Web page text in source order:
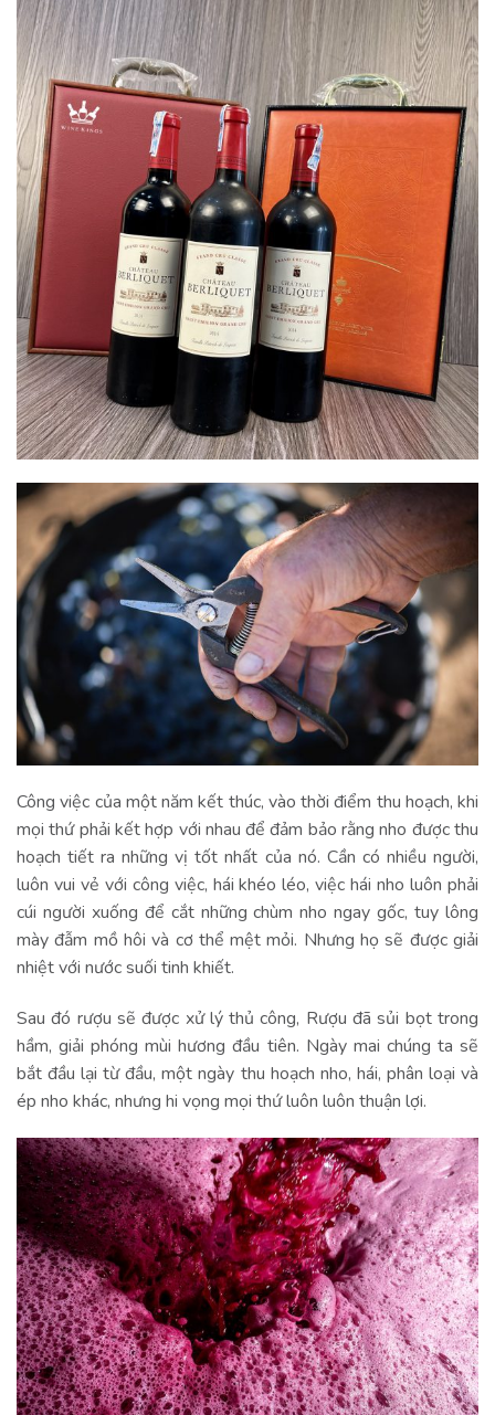
Công việc của một năm kết thúc, vào thời điểm thu hoạch, khi
mọi thứ phải kết hợp với nhau để đảm bảo rằng nho được thu
hoạch tiết ra những vị tốt nhất của nó. Cần có nhiều người,
luôn vui vẻ với công việc, hái khéo léo, việc hái nho luôn phải
cúi người xuống để cắt những chùm nho ngay gốc, tuy lông
mày đẫm mồ hôi và cơ thể mệt mỏi. Nhưng họ sẽ được giải
nhiệt với nước suối tinh khiết.
Sau đó rượu sẽ được xử lý thủ công, Rượu đã sủi bọt trong
hầm, giải phóng mùi hương đầu tiên. Ngày mai chúng ta sẽ
bắt đầu lại từ đầu, một ngày thu hoạch nho, hái, phân loại và
ép nho khác, nhưng hi vọng mọi thứ luôn luôn thuận lợi.